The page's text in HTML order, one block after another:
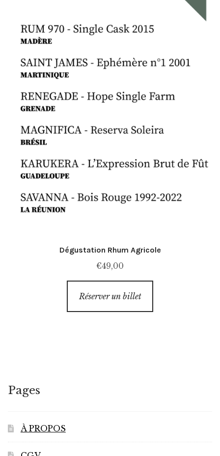
Dégustation Rhum Agricole
€49,00
Réserver un billet
Pages
À PROPOS